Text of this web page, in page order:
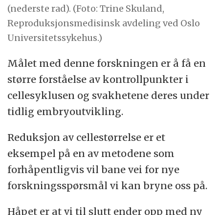
(nederste rad). (Foto: Trine Skuland,
Reproduksjonsmedisinsk avdeling ved Oslo
Universitetssykehus.)
Målet med denne forskningen er å få en
større forståelse av kontrollpunkter i
cellesyklusen og svakhetene deres under
tidlig embryoutvikling.
Reduksjon av cellestørrelse er et
eksempel på en av metodene som
forhåpentligvis vil bane vei for nye
forskningsspørsmål vi kan bryne oss på.
Håpet er at vi til slutt ender opp med ny